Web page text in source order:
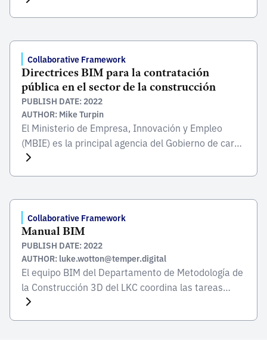
sostenibilidad y la productividad, todo lo cual, junto
con sus partes interesadas y socios, le permite
cumplir […]
Collaborative Framework
Directrices BIM para la contratación
pública en el sector de la construcción
PUBLISH DATE: 2022
AUTHOR: Mike Turpin
El Ministerio de Empresa, Innovación y Empleo
(MBIE) es la principal agencia del Gobierno de cara
a las empresas. El MBIE desempeña un papel
han sido elaboradas por el MBIE. Su objetivo es
proporcionar a los organismos gubernamentales
orientación sobre las normas […]
Collaborative Framework
Manual BIM
PUBLISH DATE: 2022
AUTHOR: luke.wotton@temper.digital
El equipo BIM del Departamento de Metodología de
la Construcción 3D del LKC coordina las tareas
relacionadas con BIM de los proyectos